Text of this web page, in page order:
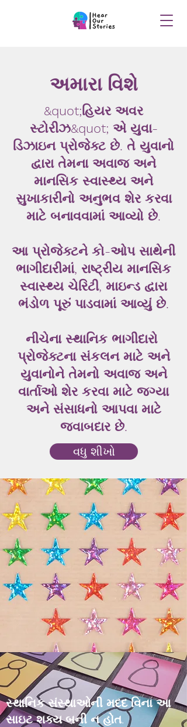
અમારા વિશે
&quot;હિયર અવર
સ્ટોરીઝ&quot; એ યુવા-
ડિઝાઇન પ્રોજેક્ટ છે. તે યુવાનો
દ્વારા તેમના અવાજ અને
માનસિક સ્વાસ્થ્ય અને
સુખાકારીનો અનુભવ શેર કરવા
માટે બનાવવામાં આવ્યો છે.
આ પ્રોજેક્ટને કો-ઓપ સાથેની
ભાગીદારીમાં, રાષ્ટ્રીય માનસિક
સ્વાસ્થ્ય ચેરિટી, માઇન્ડ દ્વારા
ભંડોળ પૂરું પાડવામાં આવ્યું છે.
નીચેના સ્થાનિક ભાગીદારો
પ્રોજેક્ટના સંકલન માટે અને
યુવાનોને તેમનો અવાજ અને
વાર્તાઓ શેર કરવા માટે જગ્યા
અને સંસાધનો આપવા માટે
જવાબદાર છે.
વધુ શીખો
સ્થાનિક સંસ્થાઓની મદદ વિના આ
સાઇટ શક્ય બની ન હોત.